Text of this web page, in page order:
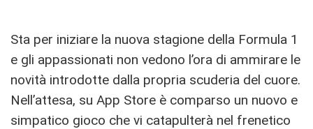
Sta per iniziare la nuova stagione della Formula 1
e gli appassionati non vedono l’ora di ammirare le
novità introdotte dalla propria scuderia del cuore.
Nell’attesa, su App Store è comparso un nuovo e
simpatico gioco che vi catapulterà nel frenetico